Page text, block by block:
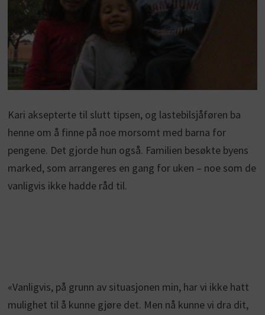
Kari aksepterte til slutt tipsen, og lastebilsjåføren ba
henne om å finne på noe morsomt med barna for
pengene. Det gjorde hun også. Familien besøkte byens
marked, som arrangeres en gang for uken – noe som de
vanligvis ikke hadde råd til.
«Vanligvis, på grunn av situasjonen min, har vi ikke hatt
mulighet til å kunne gjøre det. Men nå kunne vi dra dit,